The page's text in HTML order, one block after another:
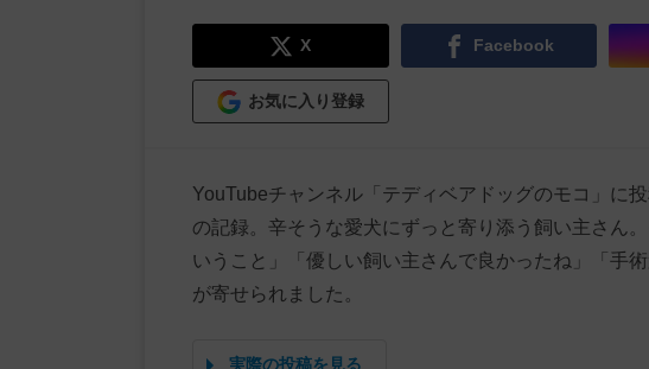
X Facebook
お気に入り登録
YouTubeチャンネル「テディベアドッグのモコ」に
の記録。辛そうな愛犬にずっと寄り添う飼い主さん
いうこと」「優しい飼い主さんで良かったね」「手
が寄せられました。
実際の投稿を見る